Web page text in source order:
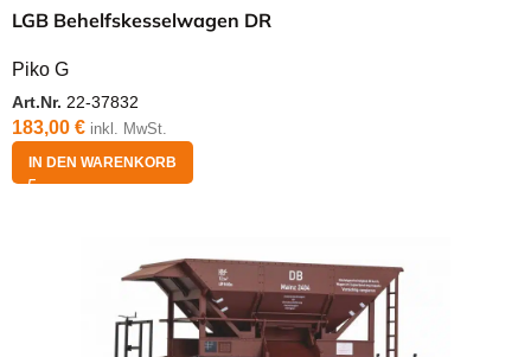
LGB Behelfskesselwagen DR
Piko G
Art.Nr. 22-37832
183,00 € inkl. MwSt.
IN DEN WARENKORB